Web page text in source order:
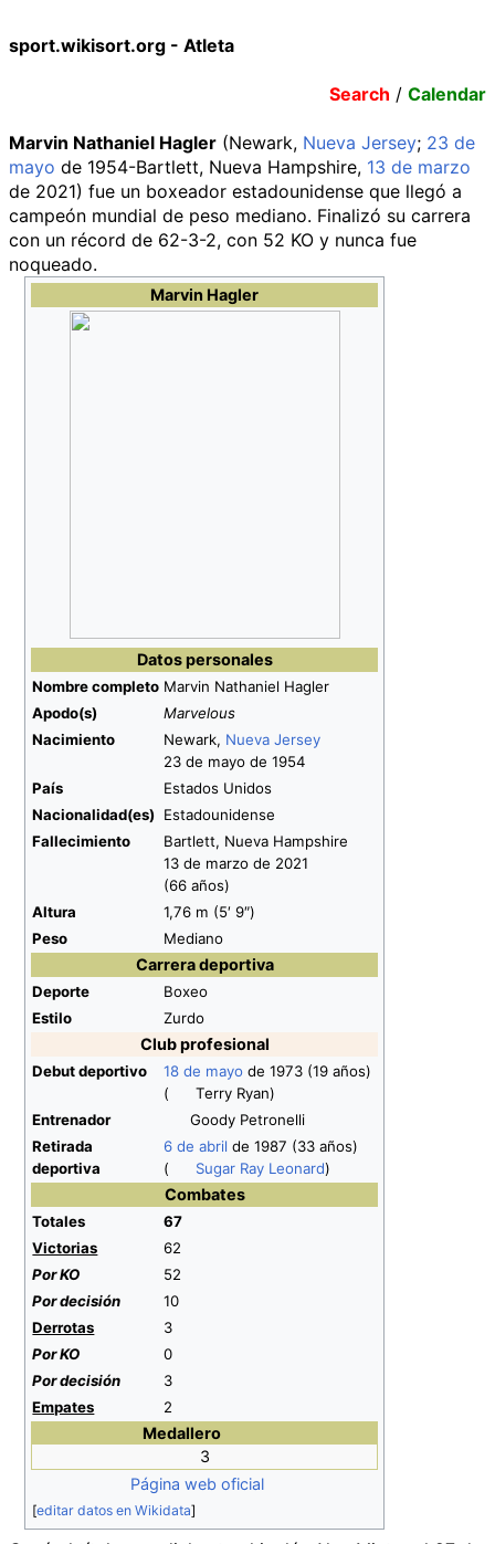
sport.wikisort.org - Atleta
Search / Calendar
Marvin Nathaniel Hagler (Newark, Nueva Jersey; 23 de
mayo de 1954-Bartlett, Nueva Hampshire, 13 de marzo
de 2021) fue un boxeador estadounidense que llegó a
campeón mundial de peso mediano. Finalizó su carrera
con un récord de 62-3-2, con 52 KO y nunca fue
noqueado.
Marvin Hagler
Datos personales
Nombre completo Marvin Nathaniel Hagler
Apodo(s)
Marvelous
Nacimiento
Newark, Nueva Jersey
23 de mayo de 1954
País
Estados Unidos
Nacionalidad(es) Estadounidense
Fallecimiento
Bartlett, Nueva Hampshire
13 de marzo de 2021
(66 años)
Altura
1,76 m (5′ 9″)
Peso
Mediano
Carrera deportiva
Deporte
Boxeo
Estilo
Zurdo
Club profesional
Debut deportivo 18 de mayo de 1973 (19 años)
(
Terry Ryan)
Entrenador
Goody Petronelli
Retirada
deportiva
6 de abril de 1987 (33 años)
(
Sugar Ray Leonard)
Combates
Totales
67
Victorias
62
Por KO
52
Por decisión
10
Derrotas
3
Por KO
0
Por decisión
3
Empates
2
Medallero
3
Página web oficial
[editar datos en Wikidata]